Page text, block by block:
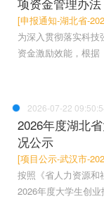
[申报通知-湖北省-
为深入贯彻落实科
资金激励效能，根
2026-07-22
2026年度湖北
况公示
[项目公示-武汉市-
按照《省人力资源和
2026年度大学生创